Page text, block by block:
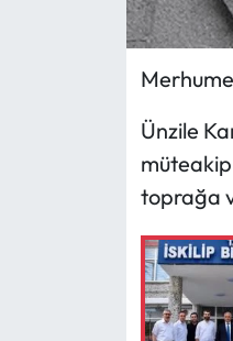
Ünzile
müteakip
toprağa
Kimdir?
Laçin Haberleri
Mecitözü Haberleri
Oğuzlar Haberleri